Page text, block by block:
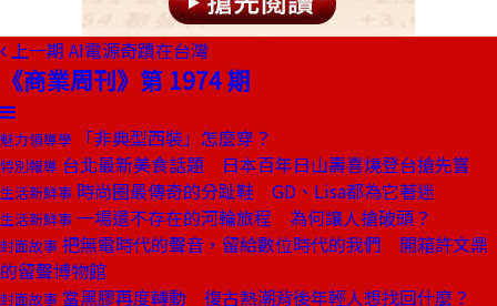
上一期 AI電源奇蹟在台灣
《商業周刊》第 1974 期
魅力領導學 「非典型西裝」怎麼穿？
特別報導 台北最新美食話題 日本百年日山壽喜燒登台搶先嘗
生活新鮮事 時尚圈最傳奇的分趾鞋 GD、Lisa都為它著迷
生活新鮮事 一場還不存在的河輪旅程 為何讓人搶破頭？
封面故事 把無電時代的聲音，留給數位時代的我們 開箱許文鼎
的留聲博物館
封面故事 當黑膠再度轉動 復古熱潮背後年輕人想找回什麼？